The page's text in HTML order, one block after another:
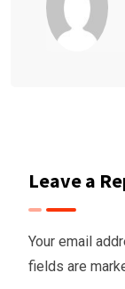
Leave a
Your email
fields are